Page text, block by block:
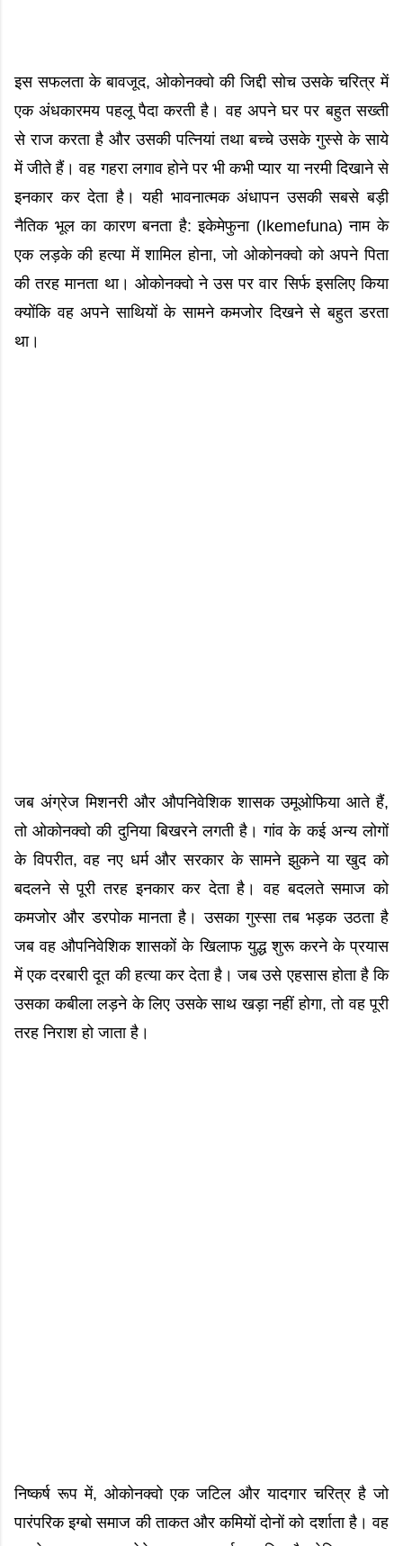
इस सफलता के बावजूद, ओकोनक्वो की जिद्दी सोच उसके चरित्र में
एक अंधकारमय पहलू पैदा करती है। वह अपने घर पर बहुत सख्ती
से राज करता है और उसकी पत्नियां तथा बच्चे उसके गुस्से के साये
में जीते हैं। वह गहरा लगाव होने पर भी कभी प्यार या नरमी दिखाने से
इनकार कर देता है। यही भावनात्मक अंधापन उसकी सबसे बड़ी
नैतिक भूल का कारण बनता है: इकेमेफुना (Ikemefuna) नाम के
एक लड़के की हत्या में शामिल होना, जो ओकोनक्वो को अपने पिता
की तरह मानता था। ओकोनक्वो ने उस पर वार सिर्फ इसलिए किया
क्योंकि वह अपने साथियों के सामने कमजोर दिखने से बहुत डरता
था।
जब अंग्रेज मिशनरी और औपनिवेशिक शासक उमूओफिया आते हैं,
तो ओकोनक्वो की दुनिया बिखरने लगती है। गांव के कई अन्य लोगों
के विपरीत, वह नए धर्म और सरकार के सामने झुकने या खुद को
बदलने से पूरी तरह इनकार कर देता है। वह बदलते समाज को
कमजोर और डरपोक मानता है। उसका गुस्सा तब भड़क उठता है
जब वह औपनिवेशिक शासकों के खिलाफ युद्ध शुरू करने के प्रयास
में एक दरबारी दूत की हत्या कर देता है। जब उसे एहसास होता है कि
उसका कबीला लड़ने के लिए उसके साथ खड़ा नहीं होगा, तो वह पूरी
तरह निराश हो जाता है।
निष्कर्ष रूप में, ओकोनक्वो एक जटिल और यादगार चरित्र है जो
पारंपरिक इग्बो समाज की ताकत और कमियों दोनों को दर्शाता है। वह